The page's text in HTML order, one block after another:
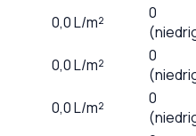
0,0L/m²
0
0,0L/m²
0
0,0L/m²
0